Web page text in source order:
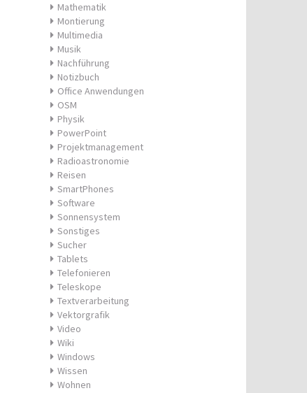
Mathematik
Montierung
Multimedia
Musik
Nachführung
Notizbuch
Office Anwendungen
OSM
Physik
PowerPoint
Projektmanagement
Radioastronomie
Reisen
SmartPhones
Software
Sonnensystem
Sonstiges
Sucher
Tablets
Telefonieren
Teleskope
Textverarbeitung
Vektorgrafik
Video
Wiki
Windows
Wissen
Wohnen